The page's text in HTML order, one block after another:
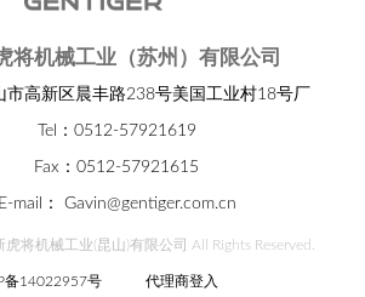
将机械工业（苏州）有限公司
市高新区晨丰路238号美国工业村18号厂
Tel：0512-57921619
Fax：0512-57921615
E-mail： Gavin@gentiger.com.cn
将机械工业(昆山)有限公司 All Rights Reserved.
备14022957号 代理商登入